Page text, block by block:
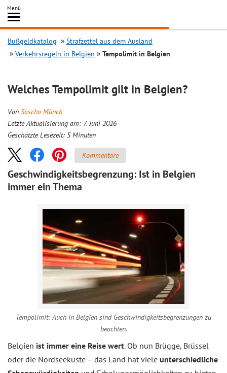
Inhalt
springen
Menü
Search
Bußgeldkatalog
Strafzettel aus dem Ausland
Verkehrsregeln in Belgien
Tempolimit in Belgien
Welches Tempolimit gilt in Belgien?
Von Sascha Münch
Letzte Aktualisierung am: 7. Juni 2026
Geschätzte Lesezeit: 5 Minuten
Kommentare
Geschwindigkeitsbegrenzung: Ist in Belgien
immer ein Thema
Tempolimit: Auch in Belgien sind Geschwindigkeitsbegrenzungen zu
beachten.
Belgien ist immer eine Reise wert. Ob nun Brügge, Brüssel
oder die Nordseeküste – das Land hat viele unterschiedliche